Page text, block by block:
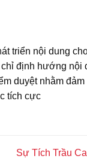
triển nội dung
định hướng nội
duyệt nhằm
tích cực
Sự Tích Trầu